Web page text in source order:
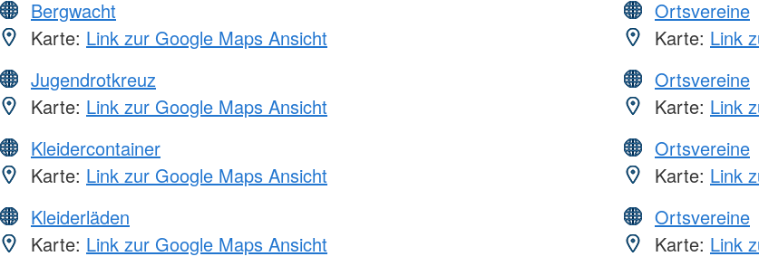
Bergwacht
Karte: Link zur Google Maps Ansicht
Jugendrotkreuz
Karte: Link zur Google Maps Ansicht
Kleidercontainer
Karte: Link zur Google Maps Ansicht
Kleiderläden
Karte: Link zur Google Maps Ansicht
Ortsvereine
Karte: Link
Ortsvereine
Karte: Link
Ortsvereine
Karte: Link
Ortsvereine
Karte: Link